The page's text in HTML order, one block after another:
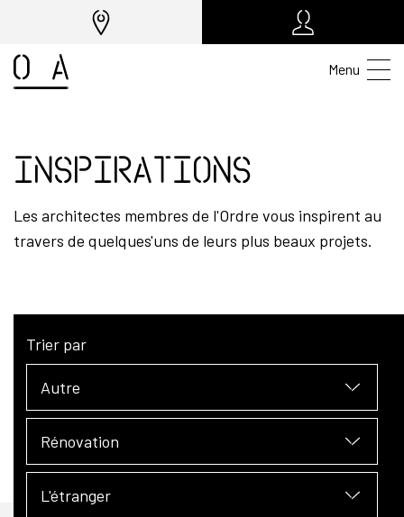
Menu
Inspirations
Les architectes membres de l'Ordre vous inspirent au
travers de quelques'uns de leurs plus beaux projets.
Trier par
Autre
Rénovation
L'étranger